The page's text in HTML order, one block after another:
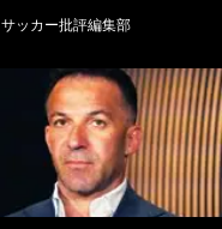
サッカー批評編集部